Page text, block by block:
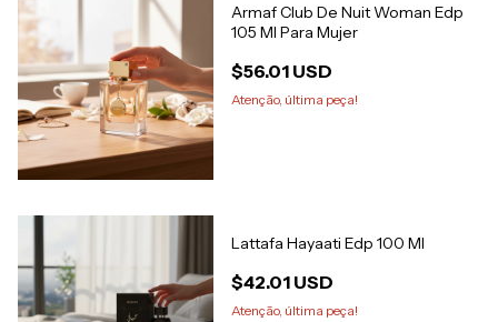
Armaf Club De Nuit Woman Edp
105 Ml Para Mujer
$56.01 USD
Atenção, última peça!
Lattafa Hayaati Edp 100 Ml
$42.01 USD
Atenção, última peça!